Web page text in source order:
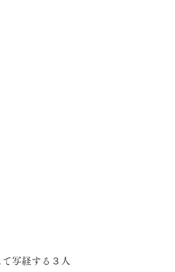
て写経する３人